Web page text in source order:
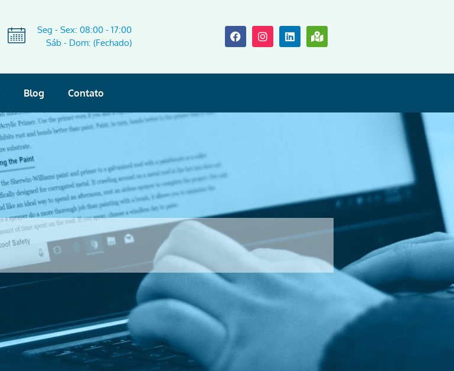
Seg - Sex: 08:00 - 17:00
Sáb - Dom: (Fechado)
Blog Contato